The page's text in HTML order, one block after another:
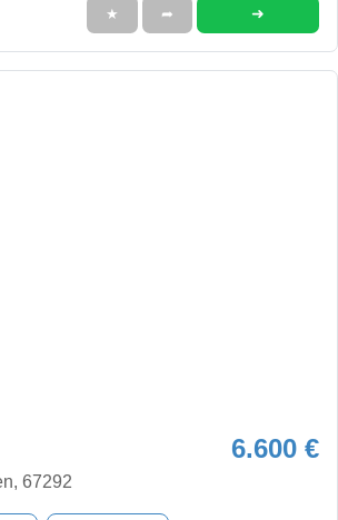
★ ➦ ➜
6.600 €
67292